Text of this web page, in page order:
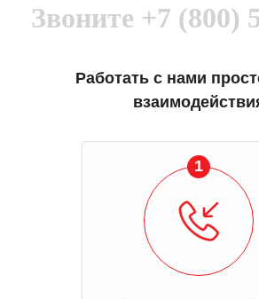
Звоните +7 (800)
Работать с нами
1